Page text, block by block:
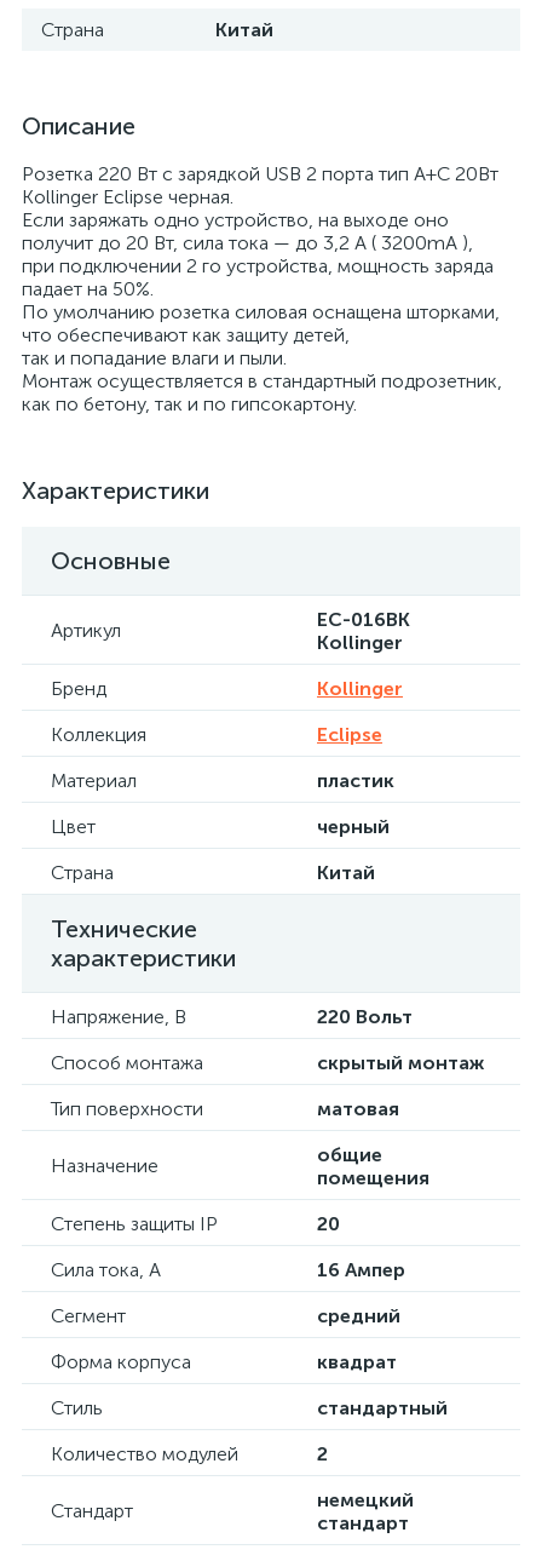
Страна
Китай
Описание
Розетка 220 Вт с зарядкой USB 2 порта тип А+С 20Вт
Kollinger Eclipse черная.
Если заряжать одно устройство, на выходе оно
получит до 20 Вт, сила тока — до 3,2 А ( 3200mA ),
при подключении 2 го устройства, мощность заряда
падает на 50%.
По умолчанию розетка силовая оснащена шторками,
что обеспечивают как защиту детей,
так и попадание влаги и пыли.
Монтаж осуществляется в стандартный подрозетник,
как по бетону, так и по гипсокартону.
Характеристики
Основные
Артикул
EC-016BK
Kollinger
Бренд
Kollinger
Коллекция
Eclipse
Материал
пластик
Цвет
черный
Страна
Китай
Технические
характеристики
Напряжение, В
220 Вольт
Способ монтажа
скрытый монтаж
Тип поверхности
матовая
Назначение
общие
помещения
Степень защиты IP
20
Сила тока, А
16 Ампер
Сегмент
средний
Форма корпуса
квадрат
Стиль
стандартный
Количество модулей
2
Стандарт
немецкий
стандарт